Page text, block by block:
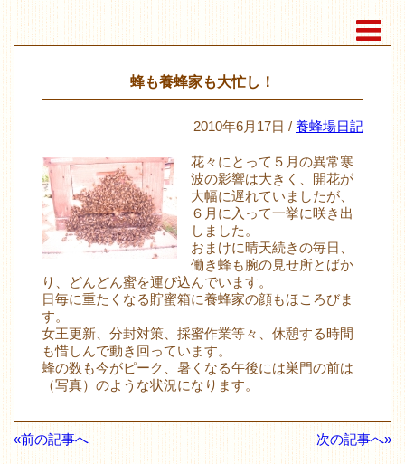
蜂も養蜂家も大忙し！
2010年6月17日 / 養蜂場日記
花々にとって５月の異常寒
波の影響は大きく、開花が
大幅に遅れていましたが、
６月に入って一挙に咲き出
しました。
おまけに晴天続きの毎日、
働き蜂も腕の見せ所とばか
り、どんどん蜜を運び込んでいます。
日毎に重たくなる貯蜜箱に養蜂家の顔もほころびま
す。
女王更新、分封対策、採蜜作業等々、休憩する時間
も惜しんで動き回っています。
蜂の数も今がピーク、暑くなる午後には巣門の前は
（写真）のような状況になります。
«前の記事へ 次の記事へ»